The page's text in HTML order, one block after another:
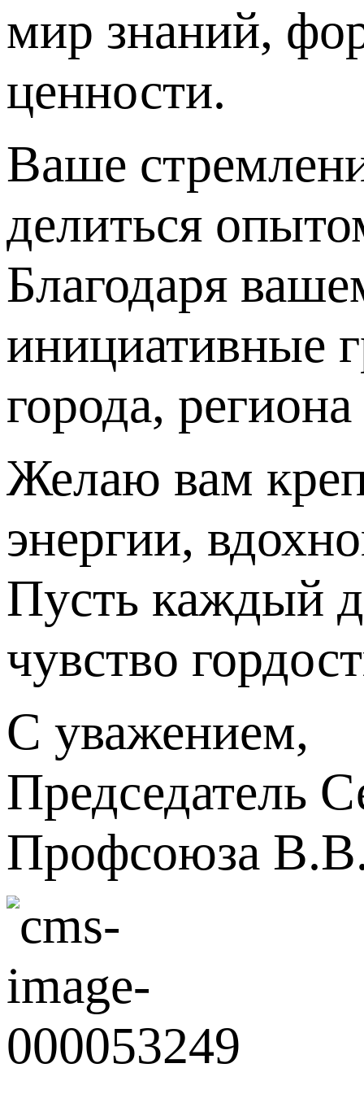
мир знаний,
ценности.
Ваше
делиться
Благодаря
инициативные
города,
Желаю вам
энергии,
Пусть каждый
чувство
С уважением,
Председатель
Профсоюза